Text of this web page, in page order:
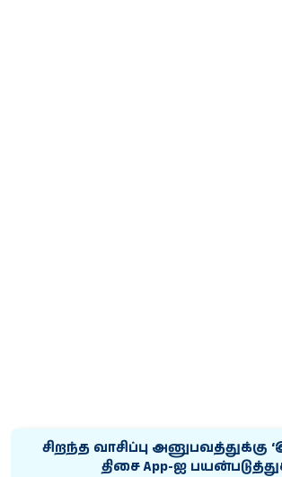
சிறந்த வாசிப்பு அனுபவத்துக்கு
திசை App-ஐ